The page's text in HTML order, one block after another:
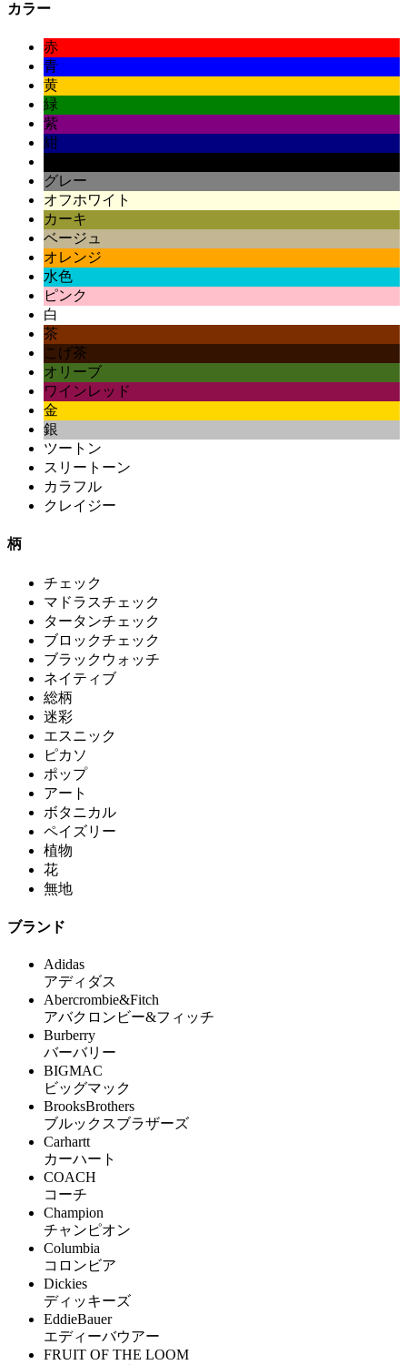
カラー
赤
青
黄
緑
紫
紺
グレー
オフホワイト
カーキ
ベージュ
オレンジ
水色
ピンク
白
茶
こげ茶
オリーブ
ワインレッド
金
銀
ツートン
スリートーン
カラフル
クレイジー
柄
チェック
マドラスチェック
タータンチェック
ブロックチェック
ブラックウォッチ
ネイティブ
総柄
迷彩
エスニック
ピカソ
ポップ
アート
ボタニカル
ペイズリー
植物
花
無地
ブランド
Adidas
アディダス
Abercrombie&Fitch
アバクロンビー&フィッチ
Burberry
バーバリー
BIGMAC
ビッグマック
BrooksBrothers
ブルックスブラザーズ
Carhartt
カーハート
COACH
コーチ
Champion
チャンピオン
Columbia
コロンビア
Dickies
ディッキーズ
EddieBauer
エディーバウアー
FRUIT OF THE LOOM